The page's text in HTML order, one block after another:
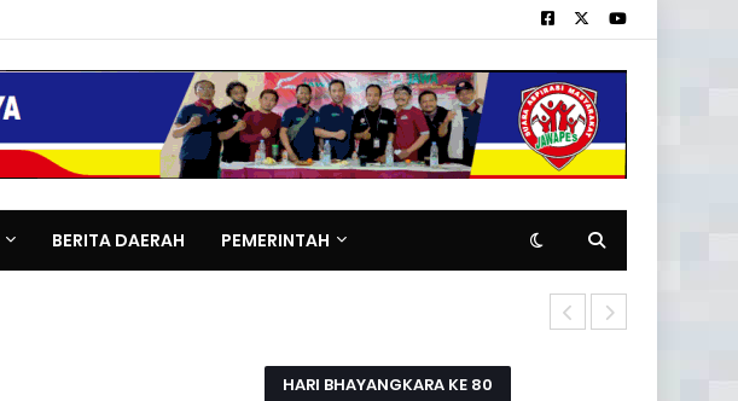
BERITA DAERAH PEMERINTAH
HARI BHAYANGKARA KE 80